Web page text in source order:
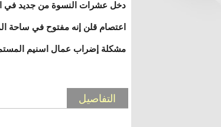
اعتصام قلن إنه مفتوح في ساحة
مشكلة إضراب عمال اسنيم المستمر منذ
التفاصيل